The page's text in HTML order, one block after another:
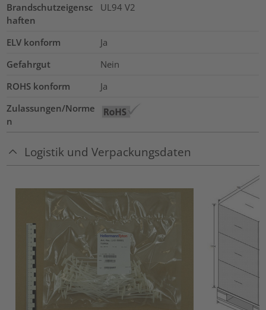
Brandschutzeigensc
haften
UL94 V2
ELV konform
Ja
Gefahrgut
Nein
ROHS konform
Ja
Zulassungen/Norme
n
Logistik und Verpackungsdaten